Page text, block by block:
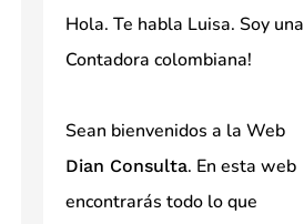
Hola. Te habla Luisa. Soy una
Contadora colombiana!
Sean bienvenidos a la Web
Dian Consulta. En esta web
encontrarás todo lo que